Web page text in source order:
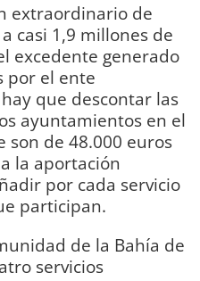
extraordinario de
casi 1,9 millones de
excedente generado
por el ente
que descontar las
ayuntamientos en el
son de 48.000 euros
la aportación
por cada servicio
participan.
de la Bahía de
servicios